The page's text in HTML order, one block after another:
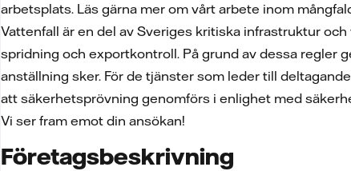
arbetsplats. Läs gärna mer om vårt arbete inom
Vattenfall är en del av Sveriges kritiska infrastruktur
spridning och exportkontroll. På grund av dessa regler
anställning sker. För de tjänster som leder till
att säkerhetsprövning genomförs i enlighet med
Vi ser fram emot din ansökan!
Företagsbeskrivning